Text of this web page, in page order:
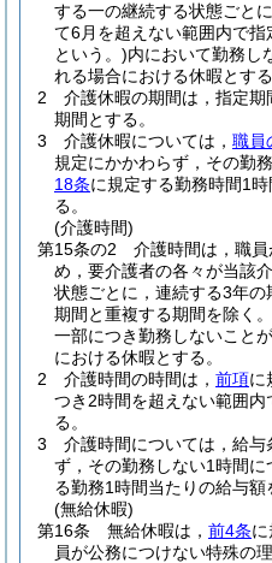
する一の継続する状態ごと
て6月を超えない範囲内で指
という。)内において勤務し
れる場合における休暇とする
2
介護休暇の期間は，指定
期間とする。
3
介護休暇については， 職員
規定にかかわらず，その勤
18条に規定する勤務時間1
る。
(介護時間)
第15条の2
介護時間は，職
め，要介護者の各々が当該
状態ごとに，連続する3年の
期間と重複する期間を除く
一部につき勤務しないこと
における休暇とする。
2
介護時間の時間は， 前項に
つき2時間を超えない範囲
る。
3
介護時間については，給
ず，その勤務しない1時間
る勤務1時間当たりの給与額
(無給休暇)
第16条
無給休暇は， 前4条
員が公務につけない特殊の